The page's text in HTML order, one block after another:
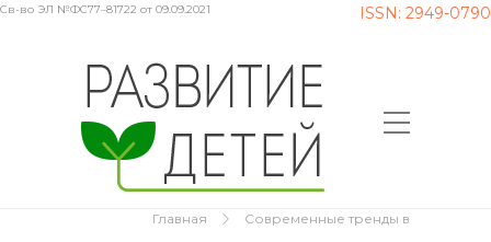
Св-во ЭЛ №ФС77–81722 от 09.09.2021 ISSN: 2949-0790
Главная
Современные тренды в